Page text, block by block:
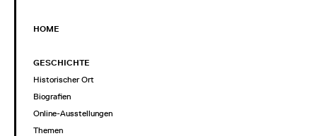
HOME
GESCHICHTE
Historischer Ort
Biografien
Online-Ausstellungen
Themen